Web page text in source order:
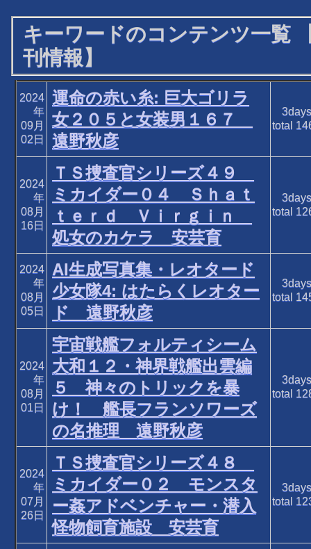
キーワードのコンテンツ一覧
刊情報】
2024
年
09月
02日
運命の赤い糸: 巨大ゴリラ
女２０５と女装男１６７
遠野秋彦
total
2024
年
08月
16日
ＴＳ捜査官シリーズ４９
ミカイダー０４ Ｓｈａｔ
ｔｅｒｄ Ｖｉｒｇｉｎ
処女のカケラ 安芸育
total
2024
年
08月
05日
AI生成写真集・レオタード
少女隊4: はたらくレオター
ド 遠野秋彦
total
2024
年
08月
01日
宇宙戦艦フォルティシーム
大和１２・神界戦艦出雲編
５ 神々のトリックを暴
け！ 艦長フランソワーズ
の名推理 遠野秋彦
total
2024
年
07月
26日
ＴＳ捜査官シリーズ４８
ミカイダー０２ モンスタ
ー姦アドベンチャー・潜入
怪物飼育施設 安芸育
total